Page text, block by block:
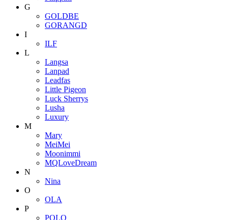
G
GOLDBE
GORANGD
I
ILF
L
Langsa
Lanpad
Leadfas
Little Pigeon
Luck Sherrys
Lusha
Luxury
M
Mary
MeiMei
Moonimmi
MQLoveDream
N
Nina
O
OLA
P
POLO